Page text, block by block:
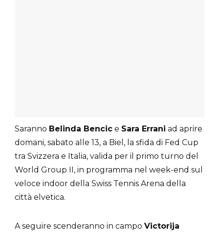
Saranno Belinda Bencic e Sara Errani ad aprire
domani, sabato alle 13, a Biel, la sfida di Fed Cup
tra Svizzera e Italia, valida per il primo turno del
World Group II, in programma nel week-end sul
veloce indoor della Swiss Tennis Arena della
città elvetica.
A seguire scenderanno in campo Victorija